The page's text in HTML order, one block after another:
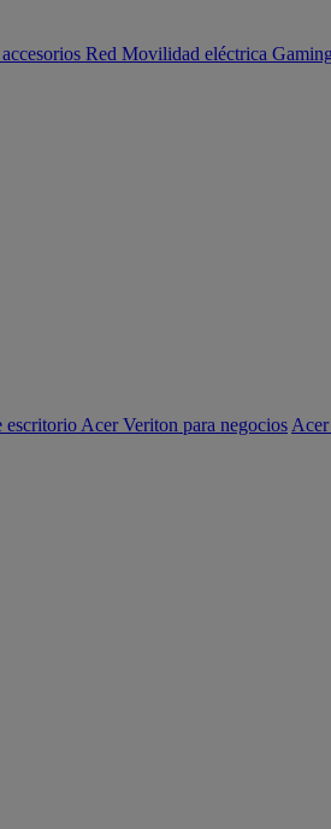
Red Movilidad eléctrica
escritorio Acer Veriton para negocios